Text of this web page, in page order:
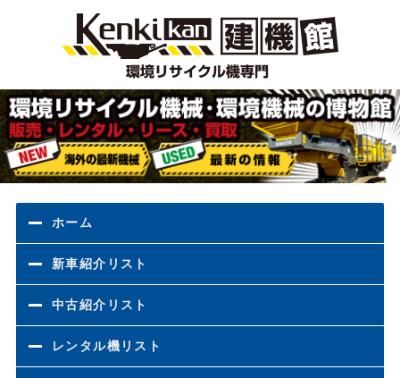
ホーム
新車紹介リスト
中古紹介リスト
レンタル機リスト